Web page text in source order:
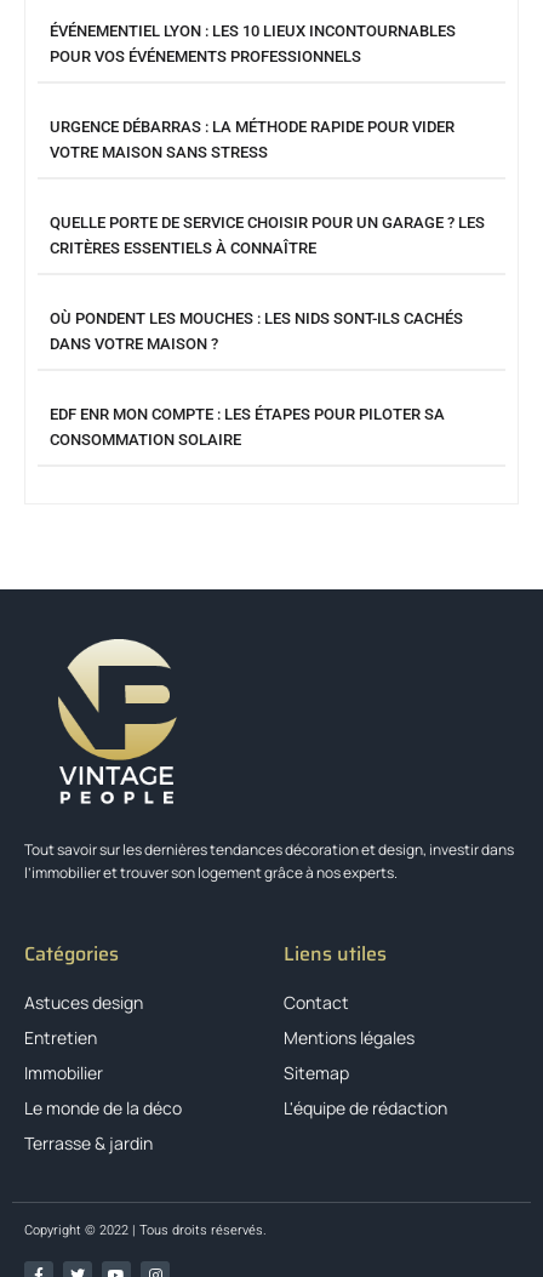
ÉVÉNEMENTIEL LYON : LES 10 LIEUX INCONTOURNABLES
POUR VOS ÉVÉNEMENTS PROFESSIONNELS
URGENCE DÉBARRAS : LA MÉTHODE RAPIDE POUR VIDER
VOTRE MAISON SANS STRESS
QUELLE PORTE DE SERVICE CHOISIR POUR UN GARAGE ? LES
CRITÈRES ESSENTIELS À CONNAÎTRE
OÙ PONDENT LES MOUCHES : LES NIDS SONT-ILS CACHÉS
DANS VOTRE MAISON ?
EDF ENR MON COMPTE : LES ÉTAPES POUR PILOTER SA
CONSOMMATION SOLAIRE
Tout savoir sur les dernières tendances décoration et design, investir dans
l’immobilier et trouver son logement grâce à nos experts.
Catégories
Astuces design
Entretien
Immobilier
Le monde de la déco
Terrasse & jardin
Liens utiles
Contact
Mentions légales
Sitemap
L'équipe de rédaction
Copyright © 2022 | Tous droits réservés.